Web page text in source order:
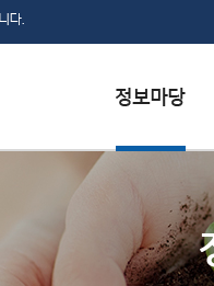
채용정보
인재정보